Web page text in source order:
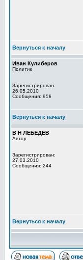
Вернуться к началу
Иван Кулиберов
Политик
Зарегистрирован:
26.05.2010
Сообщения: 958
Вернуться к началу
В Н ЛЕБЕДЕВ
Автор
Зарегистрирован:
27.03.2010
Сообщения: 244
Вернуться к началу